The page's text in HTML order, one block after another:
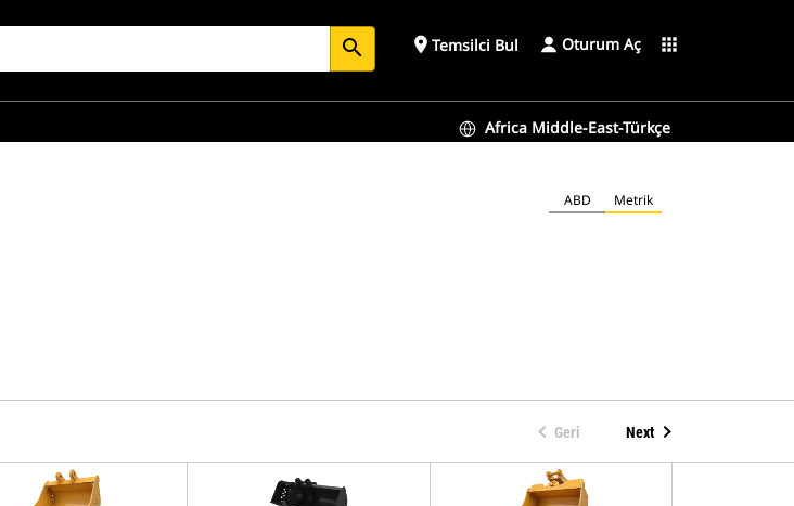
search place Temsilci Bul Oturum Aç apps
Africa Middle-East-Türkçe
ABD Metrik
Geri Next